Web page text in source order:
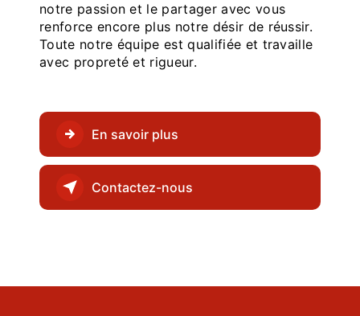
notre passion et le partager avec vous
renforce encore plus notre désir de réussir.
Toute notre équipe est qualifiée et travaille
avec propreté et rigueur.
En savoir plus
Contactez-nous